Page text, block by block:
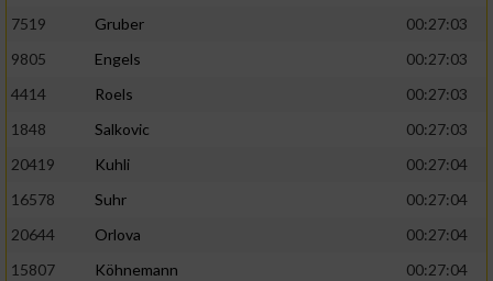
7519
Gruber
00:27:03
9805
Engels
00:27:03
4414
Roels
00:27:03
1848
Salkovic
00:27:03
20419
Kuhli
00:27:04
16578
Suhr
00:27:04
20644
Orlova
00:27:04
15807
Köhnemann
00:27:04